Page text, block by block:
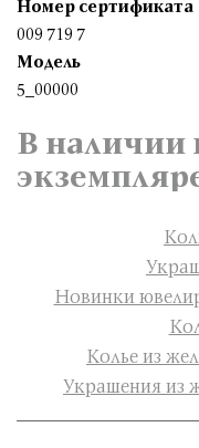
Номер сертификата
009 719 7
Модель
5_00000
В наличии
Новинки
Колье из
Украшения из